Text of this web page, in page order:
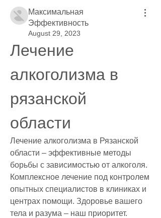
Максимальная
Эффективность
August 29, 2023
Лечение
алкоголизма в
рязанской
области
Лечение алкоголизма в Рязанской
области – эффективные методы
борьбы с зависимостью от алкоголя.
Комплексное лечение под контролем
опытных специалистов в клиниках и
центрах помощи. Здоровье вашего
тела и разума – наш приоритет.